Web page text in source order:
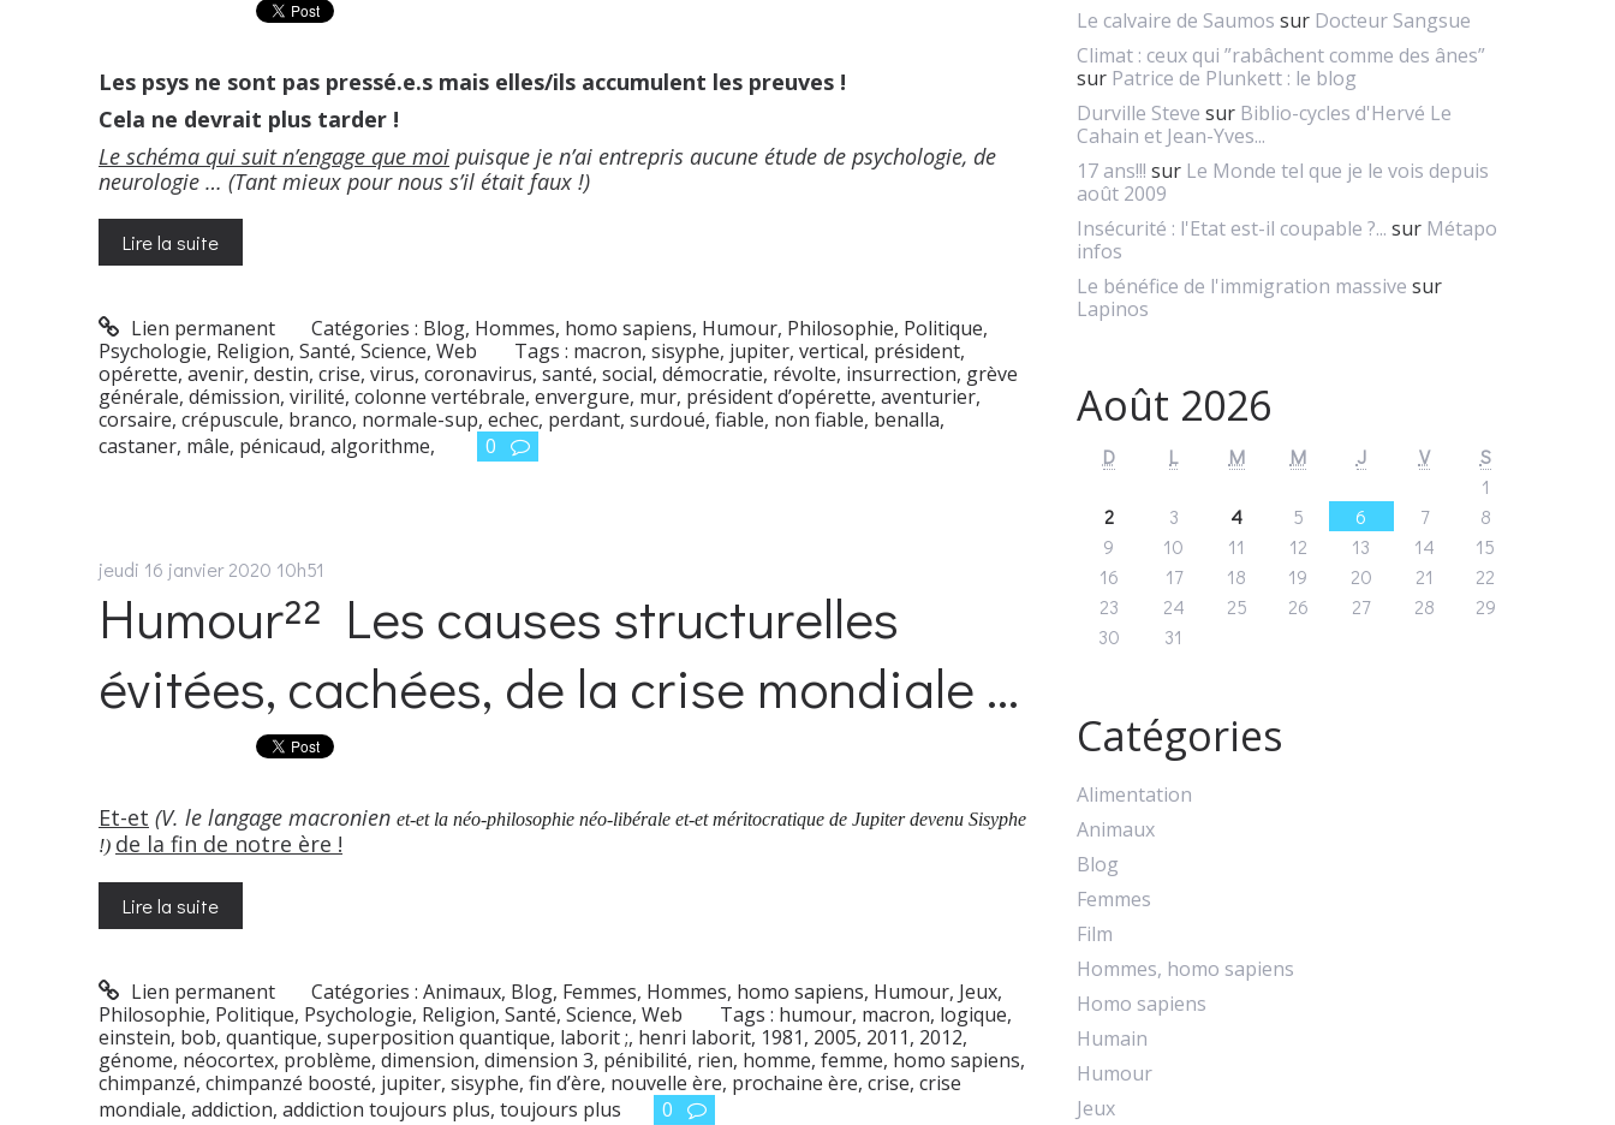
Les psys ne sont pas pressé.e.s mais elles/ils accumulent les preuves !
Cela ne devrait plus tarder !
Le schéma qui suit n’engage que moi puisque je n’ai entrepris aucune étude de psychologie, de
neurologie … (Tant mieux pour nous s’il était faux !)
Lire la suite
Lien permanent Catégories : Blog, Hommes, homo sapiens, Humour, Philosophie, Politique,
Psychologie, Religion, Santé, Science, Web Tags : macron, sisyphe, jupiter, vertical, président,
opérette, avenir, destin, crise, virus, coronavirus, santé, social, démocratie, révolte, insurrection, grève
générale, démission, virilité, colonne vertébrale, envergure, mur, président d’opérette, aventurier,
corsaire, crépuscule, branco, normale-sup, echec, perdant, surdoué, fiable, non fiable, benalla,
castaner, mâle, pénicaud, algorithme, 0
jeudi 16 janvier 2020 10h51
Humour²² Les causes structurelles
évitées, cachées, de la crise mondiale ...
Et-et (V. le langage macronien et-et la néo-philosophie néo-libérale et-et méritocratique de Jupiter devenu Sisyphe
!) de la fin de notre ère !
Lire la suite
Lien permanent Catégories :Animaux, Blog, Femmes, Hommes, homo sapiens, Humour, Jeux,
Philosophie, Politique, Psychologie, Religion, Santé, Science, Web Tags : humour, macron, logique,
einstein, bob, quantique, superposition quantique, laborit ;, henri laborit, 1981, 2005, 2011, 2012,
génome, néocortex, problème, dimension, dimension 3, pénibilité, rien, homme, femme, homo sapiens,
chimpanzé, chimpanzé boosté, jupiter, sisyphe, fin d’ère, nouvelle ère, prochaine ère, crise, crise
mondiale, addiction, addiction toujours plus, toujours plus 0
Le calvaire de Saumos sur Docteur Sangsue
Climat : ceux qui ”rabâchent comme des ânes”
sur Patrice de Plunkett : le blog
Durville Steve sur Biblio-cycles d'Hervé Le
Cahain et Jean-Yves...
17 ans!!! sur Le Monde tel que je le vois depuis
août 2009
Insécurité : l'Etat est-il coupable ?... sur Métapo
infos
Le bénéfice de l'immigration massive sur
Lapinos
Août 2026
D L M M J V
S
1
2
3 4 5 6 7
8
9
10 11 12 13 14
15
16
17 18 19 20 21
22
23
24 25 26 27 28
29
30
31
Catégories
Alimentation
Animaux
Blog
Femmes
Film
Hommes, homo sapiens
Homo sapiens
Humain
Humour
Jeux